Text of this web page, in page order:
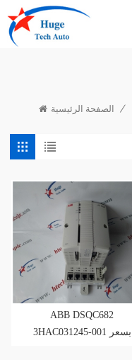
الصفحة الرئيسية /
ABB DSQC682
3HAC031245-001 بسعر